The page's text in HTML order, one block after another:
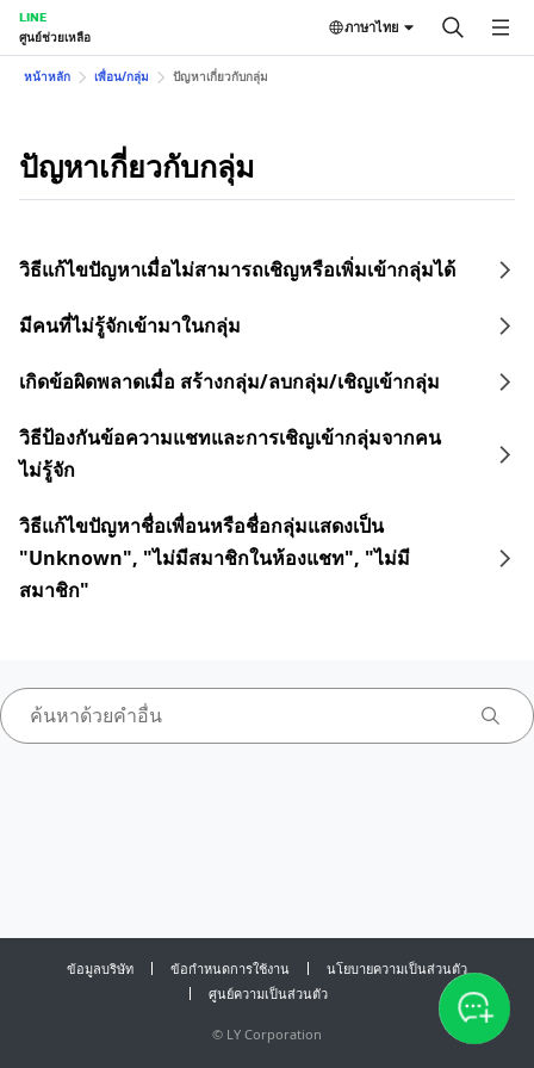
LINE
ศูนย์ช่วยเหลือ
ภาษาไทย
หน้าหลัก เพื่อน/กลุ่ม ปัญหาเกี่ยวกับกลุ่ม
ปัญหาเกี่ยวกับกลุ่ม
วิธีแก้ไขปัญหาเมื่อไม่สามารถเชิญหรือเพิ่มเข้ากลุ่มได้
มีคนที่ไม่รู้จักเข้ามาในกลุ่ม
เกิดข้อผิดพลาดเมื่อ สร้างกลุ่ม/ลบกลุ่ม/เชิญเข้ากลุ่ม
วิธีป้องกันข้อความแชทและการเชิญเข้ากลุ่มจากคน
ไม่รู้จัก
วิธีแก้ไขปัญหาชื่อเพื่อนหรือชื่อกลุ่มแสดงเป็น
"Unknown", "ไม่มีสมาชิกในห้องแชท", "ไม่มี
สมาชิก"
ข้อมูลบริษัท ข้อกำหนดการใช้งาน
นโยบายความเป็นส่วนตัว
ศูนย์ความเป็นส่วนตัว
© LY Corporation